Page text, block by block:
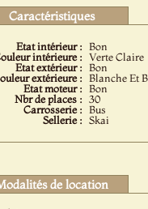
Caractéristiques
Etat intérieur : Bon
intérieure : Verte Claire
Etat extérieur : Bon
extérieure : Blanche Et
Etat moteur : Bon
Nbr de places : 30
Carrosserie : Bus
Sellerie : Skai
de location